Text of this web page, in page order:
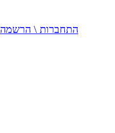
התחברות \ הרשמה